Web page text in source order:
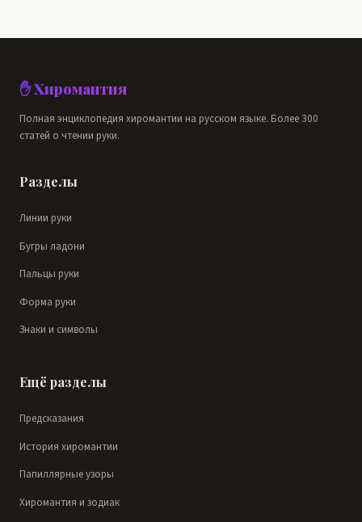
✋ Хиромантия
Полная энциклопедия хиромантии на русском языке. Более 300
статей о чтении руки.
Разделы
Линии руки
Бугры ладони
Пальцы руки
Форма руки
Знаки и символы
Ещё разделы
Предсказания
История хиромантии
Папиллярные узоры
Хиромантия и зодиак